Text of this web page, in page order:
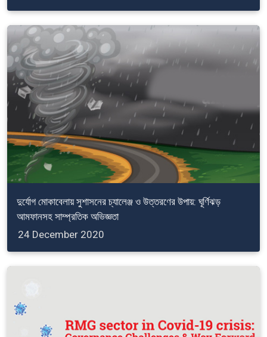
দুর্যোগ মোকাবেলায় সুশাসনের চ্যালেঞ্জ ও উত্তরণের উপায়: ঘূর্ণিঝড়
আমফানসহ সাম্প্রতিক অভিজ্ঞতা
24 December 2020